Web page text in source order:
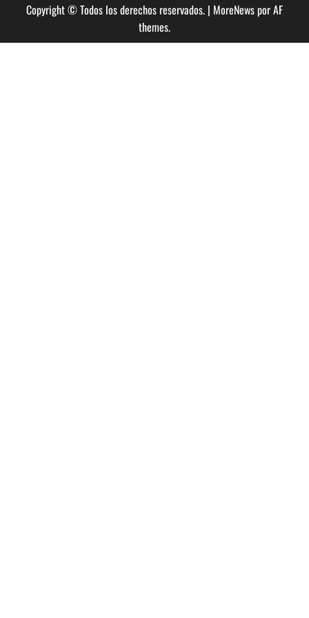
Copyright © Todos los derechos reservados. | MoreNewspor AF
themes.